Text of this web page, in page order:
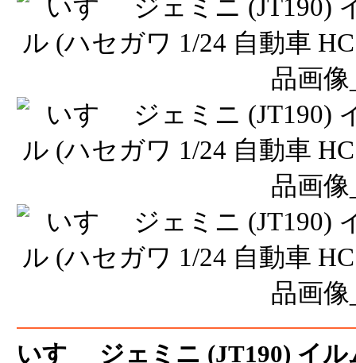
いすゞ ジェミニ (JT190) イ